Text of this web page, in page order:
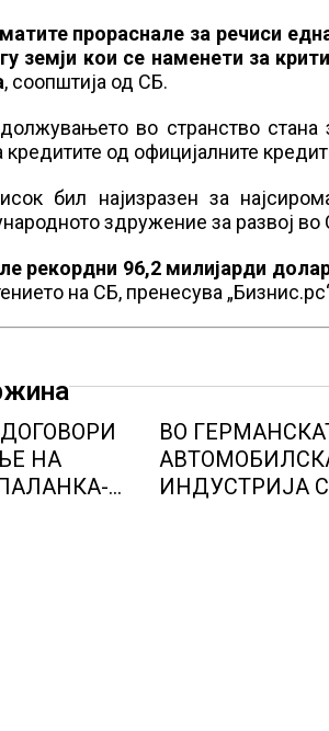
прораснале за речиси
земји кои се наменети за
, соопштија од СБ.
во странство
кредитите од официјалните
бил најизразен за
здружение за развој
рекордни 96,2 милијарди
на СБ, пренесува
НА
ВО
ИНДУСТРИЈА